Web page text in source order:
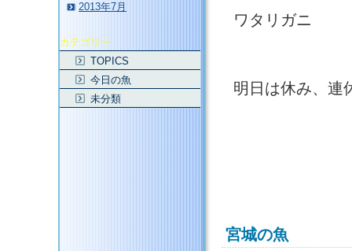
ワタリガニ
明日は休み、連
宮城の魚
2013年7月
カテゴリー
TOPICS
今日の魚
未分類